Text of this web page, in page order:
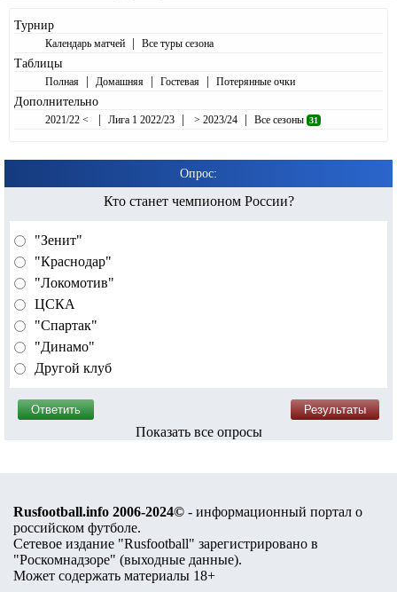
Турнир
Календарь матчей | Все туры сезона
Таблицы
Полная | Домашняя | Гостевая | Потерянные очки
Дополнительно
2021/22 < | Лига 1 2022/23 | > 2023/24 | Все сезоны 31
Опрос:
Кто станет чемпионом России?
"Зенит"
"Краснодар"
"Локомотив"
ЦСКА
"Спартак"
"Динамо"
Другой клуб
Показать все опросы
Rusfootball.info 2006-2024© - информационный портал о
российском футболе.
Сетевое издание "Rusfootball" зарегистрировано в
"Роскомнадзоре" (выходные данные).
Может содержать материалы 18+